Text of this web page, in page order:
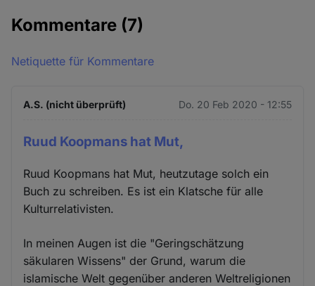
Kommentare (7)
Netiquette für Kommentare
A.S. (nicht überprüft) Do. 20 Feb 2020 - 12:55
Ruud Koopmans hat Mut,
Ruud Koopmans hat Mut, heutzutage solch ein
Buch zu schreiben. Es ist ein Klatsche für alle
Kulturrelativisten.
In meinen Augen ist die "Geringschätzung
säkularen Wissens" der Grund, warum die
islamische Welt gegenüber anderen Weltreligionen